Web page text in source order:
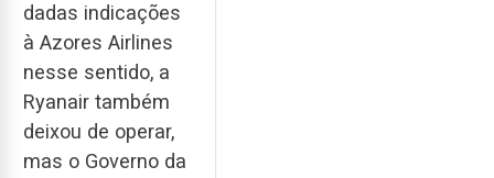
dadas indicações
à Azores Airlines
nesse sentido, a
Ryanair também
deixou de operar,
mas o Governo da